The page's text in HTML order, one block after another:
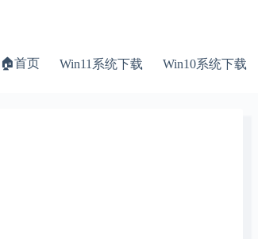
🏠首页 Win11系统下载 Win10系统下载